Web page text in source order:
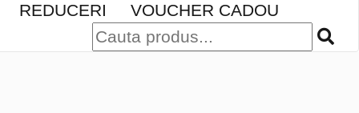
REDUCERI VOUCHER CADOU